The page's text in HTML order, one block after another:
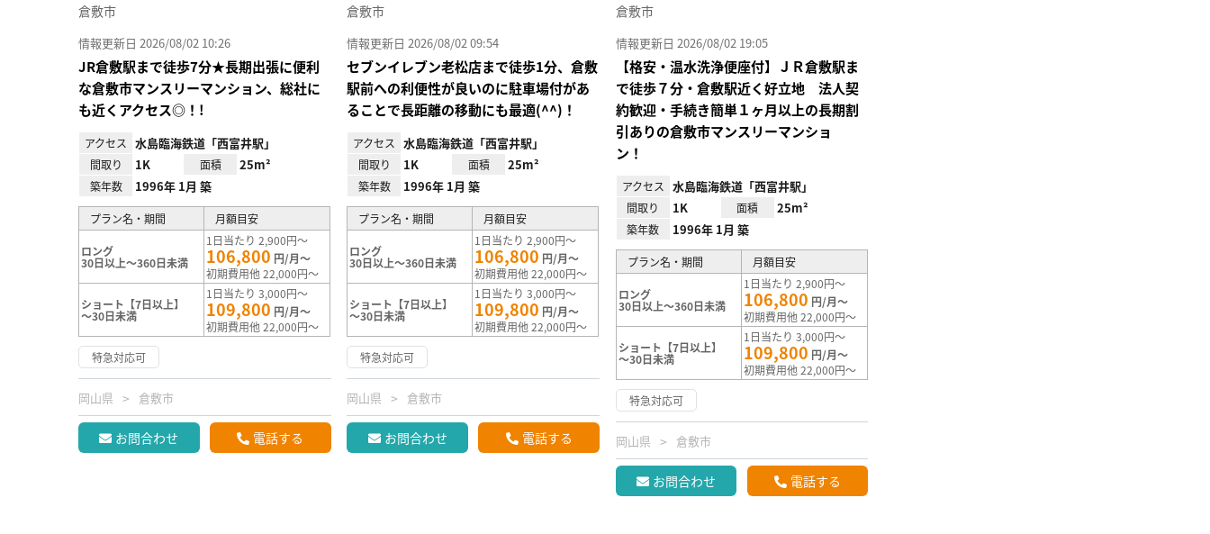
倉敷市
情報更新日 2026/08/02 10:26
JR倉敷駅まで徒歩7分★長期出張に便利
な倉敷市マンスリーマンション、総社に
も近くアクセス◎！!
アクセス 水島臨海鉄道「西富井駅」
間取り 1K 面積 25m²
築年数 1996年 1月 築
プラン名・期間 月額目安
ロング
30日以上～360日未満
1日当たり 2,900円～
106,800 円/月～
初期費用他 22,000円～
ショート【7日以上】
～30日未満
1日当たり 3,000円～
109,800 円/月～
初期費用他 22,000円～
特急対応可
岡山県 倉敷市
お問合わせ 電話する
倉敷市
情報更新日 2026/08/02 09:54
セブンイレブン老松店まで徒歩1分、倉敷
駅前への利便性が良いのに駐車場付があ
ることで長距離の移動にも最適(^^)！
アクセス 水島臨海鉄道「西富井駅」
間取り 1K 面積 25m²
築年数 1996年 1月 築
プラン名・期間 月額目安
ロング
30日以上～360日未満
1日当たり 2,900円～
106,800 円/月～
初期費用他 22,000円～
ショート【7日以上】
～30日未満
1日当たり 3,000円～
109,800 円/月～
初期費用他 22,000円～
特急対応可
岡山県 倉敷市
お問合わせ 電話する
倉敷市
情報更新日 2026/08/02 19:05
【格安・温水洗浄便座付】ＪＲ倉敷駅ま
で徒歩７分・倉敷駅近く好立地 法人契
約歓迎・手続き簡単１ヶ月以上の長期割
引ありの倉敷市マンスリーマンショ
ン！
アクセス 水島臨海鉄道「西富井駅」
間取り 1K 面積 25m²
築年数 1996年 1月 築
プラン名・期間 月額目安
ロング
30日以上～360日未満
1日当たり 2,900円～
106,800 円/月～
初期費用他 22,000円～
ショート【7日以上】
～30日未満
1日当たり 3,000円～
109,800 円/月～
初期費用他 22,000円～
特急対応可
岡山県 倉敷市
お問合わせ 電話する